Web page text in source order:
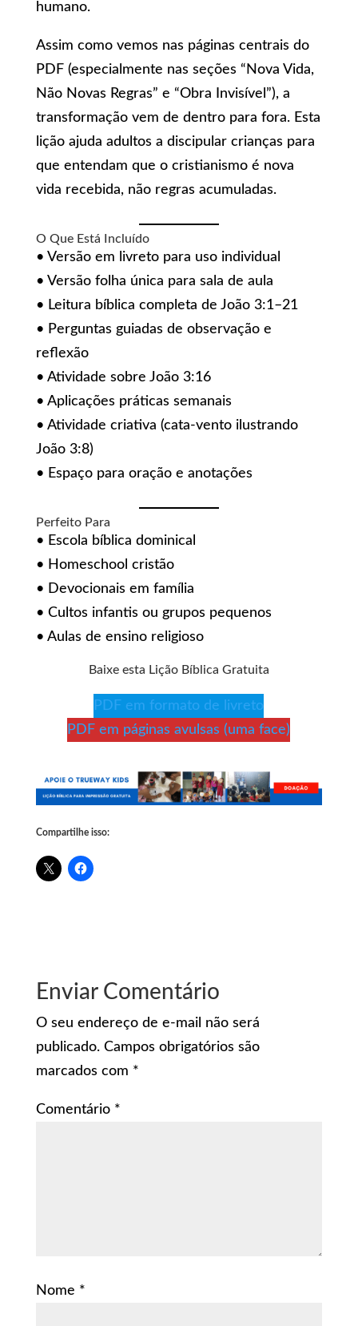
humano.
Assim como vemos nas páginas centrais do
PDF (especialmente nas seções “Nova Vida,
Não Novas Regras” e “Obra Invisível”), a
transformação vem de dentro para fora. Esta
lição ajuda adultos a discipular crianças para
que entendam que o cristianismo é nova
vida recebida, não regras acumuladas.
O Que Está Incluído
• Versão em livreto para uso individual
• Versão folha única para sala de aula
• Leitura bíblica completa de João 3:1–21
• Perguntas guiadas de observação e
reflexão
• Atividade sobre João 3:16
• Aplicações práticas semanais
• Atividade criativa (cata-vento ilustrando
João 3:8)
• Espaço para oração e anotações
Perfeito Para
• Escola bíblica dominical
• Homeschool cristão
• Devocionais em família
• Cultos infantis ou grupos pequenos
• Aulas de ensino religioso
Baixe esta Lição Bíblica Gratuita
PDF em formato de livreto
PDF em páginas avulsas (uma face)
Compartilhe isso:
Enviar Comentário
O seu endereço de e-mail não será
publicado. Campos obrigatórios são
marcados com *
Comentário *
Nome *